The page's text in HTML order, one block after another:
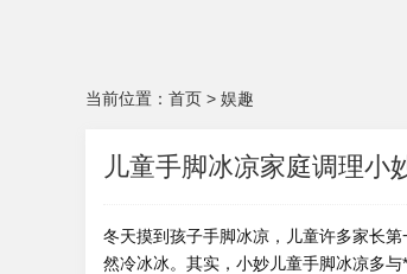
当前位置： 首页 > 娱趣
儿童手脚冰凉家庭调理小
冬天摸到孩子手脚冰凉，儿童许多家长
然冷冰冰。其实，小妙儿童手脚冰凉多